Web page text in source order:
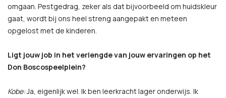
omgaan. Pestgedrag, zeker als dat bijvoorbeeld om huidskleur
gaat, wordt bij ons heel streng aangepakt en meteen
opgelost met de kinderen.
Ligt jouw job in het verlengde van jouw ervaringen op het
Don Boscospeelplein?
Kobe:Ja, eigenlijk wel. Ik ben leerkracht lager onderwijs. Ik